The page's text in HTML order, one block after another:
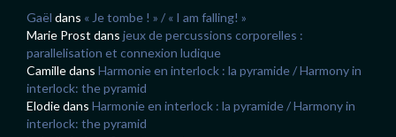
Gaël dans « Je tombe ! » / « I am falling! »
Marie Prost dans jeux de percussions corporelles :
parallelisation et connexion ludique
Camilledans Harmonie en interlock : la pyramide / Harmony in
interlock: the pyramid
Elodiedans Harmonie en interlock : la pyramide / Harmony in
interlock: the pyramid